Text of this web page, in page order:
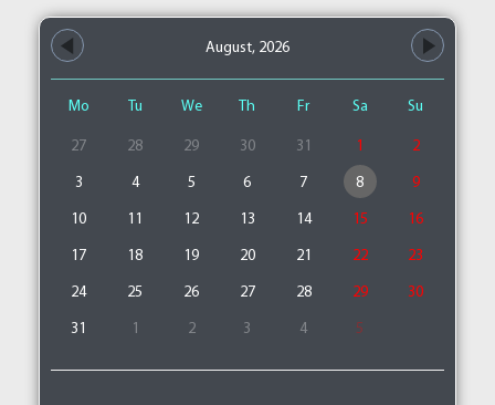
August, 2026
Mo Tu We Th Fr Sa Su
27 28 29 30 31 1 2
3 4 5 6 7 8 9
10 11 12 13 14 15 16
17 18 19 20 21 22 23
24 25 26 27 28 29 30
31 1 2 3 4 5